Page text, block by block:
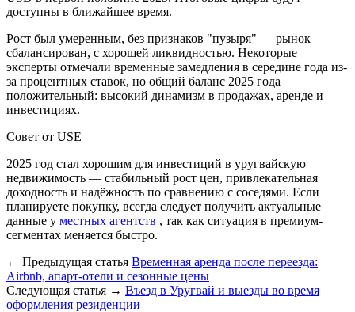
доступны в ближайшее время.
Рост был умеренным, без признаков "пузыря" — рынок
сбалансирован, с хорошей ликвидностью. Некоторые
эксперты отмечали временные замедления в середине года из-
за процентных ставок, но общий баланс 2025 года
положительный: высокий динамизм в продажах, аренде и
инвестициях.
Совет от USE
2025 год стал хорошим для инвестиций в уругвайскую
недвижимость — стабильный рост цен, привлекательная
доходность и надёжность по сравнению с соседями. Если
планируете покупку, всегда следует получить актуальные
данные у местных агентств , так как ситуация в премиум-
сегментах меняется быстро.
← Предыдущая статья Временная аренда после переезда:
Airbnb, апарт-отели и сезонные цены
Следующая статья → Въезд в Уругвай и выезды во время
оформления резиденции